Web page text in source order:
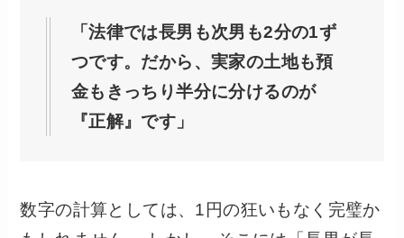
「法律では長男も次男も2分の1ず
つです。だから、実家の土地も預
金もきっちり半分に分けるのが
『正解』です」
数字の計算としては、1円の狂いもなく完璧か